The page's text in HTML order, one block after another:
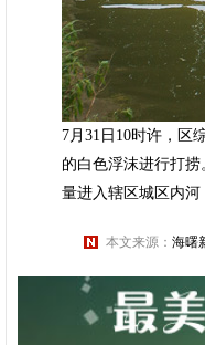
7月31日10时许，区
的白色浮沫进行打
量进入辖区城区内
本文来源： 海曙